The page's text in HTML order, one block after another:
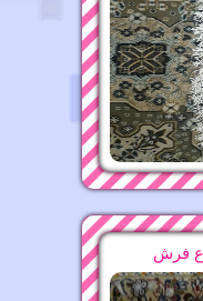
13-
محدوده کن
۷۷۹۰۰۸۹۱
۴۴۹۶۴۰۷۷
15-11-1396
فرش